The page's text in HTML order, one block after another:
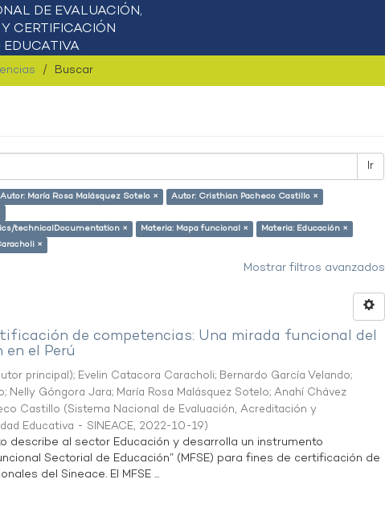
Buscar
Ir
Autor: María Rosa Malásquez Sotelo ×
Autor: Cristhian Pacheco Castillo ×
technicalDocumentation ×
Materia: Mapa funcional ×
Materia: Educación ×
×
Mostrar filtros avanzados
de competencias: Una mirada funcional del
el Perú
principal); Evelin Catacora Caracholi; Bernardo García Velando;
; Nelly Góngora Jara; María Rosa Malásquez Sotelo;Anahí Chávez
Castillo (Sistema Nacional de Evaluación, Acreditación y
Educativa - SINEACE, 2022-10-19)
describe al sector Educación y desarrolla un instrumento
Sectorial de Educación” (MFSE) para fines de certificación de
del Sineace. El MFSE ...